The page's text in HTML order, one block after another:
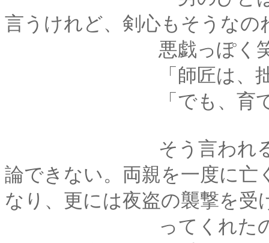
言うけれど、剣心もそうなの
悪戯っぽく笑う薫に
「師匠は、拙者の父
「でも、育ての親み
そう言われると、実
論できない。両親を一度に
なり、更には夜盗の襲撃を受
ってくれたのは比古